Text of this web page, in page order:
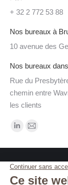
+ 32 2 772 53 88
Nos bureaux à
10 avenue des
Nos bureaux
Rue du
chemin entre
les clients
Trouvez nous sur :
LinkedIn
in
new
Mail
in
new